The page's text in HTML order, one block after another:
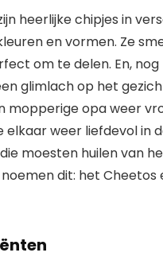
heerlijke chipjes in
en vormen. Ze
om te delen. En,
glimlach op het
mopperige opa weer
elkaar weer liefdevol in
moesten huilen van
dit: het Cheetos